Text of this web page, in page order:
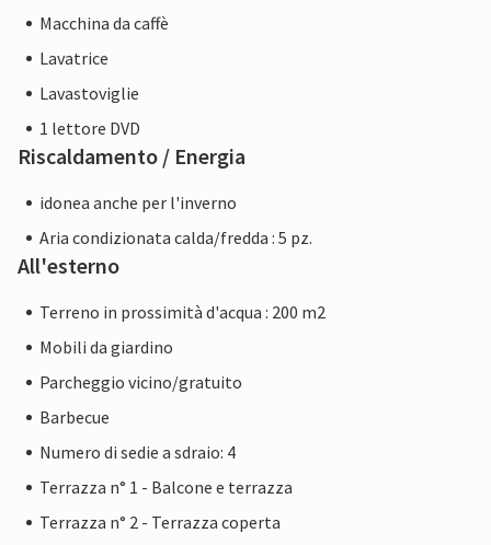
Macchina da caffè
Lavatrice
Lavastoviglie
1 lettore DVD
Riscaldamento / Energia
idonea anche per l'inverno
Aria condizionata calda/fredda : 5 pz.
All'esterno
Terreno in prossimità d'acqua : 200 m2
Mobili da giardino
Parcheggio vicino/gratuito
Barbecue
Numero di sedie a sdraio: 4
Terrazza n° 1 - Balcone e terrazza
Terrazza n° 2 - Terrazza coperta